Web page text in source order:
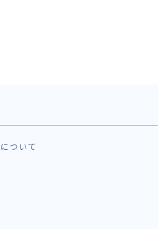
ついて